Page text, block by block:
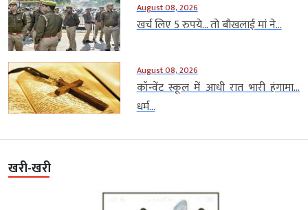
August 08, 2026
खर्च लिए 5 रुपये… तो बौखलाई मां ने...
August 08, 2026
कॉन्वेंट स्कूल में आधी रात भारी हंगामा…
धर्म...
खरी-खरी